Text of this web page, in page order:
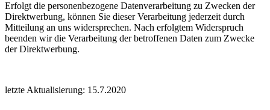
Erfolgt die personenbezogene Datenverarbeitung zu Zwecken der
Direktwerbung, können Sie dieser Verarbeitung jederzeit durch
Mitteilung an uns widersprechen. Nach erfolgtem Widerspruch
beenden wir die Verarbeitung der betroffenen Daten zum Zwecke
der Direktwerbung.
letzte Aktualisierung: 15.7.2020